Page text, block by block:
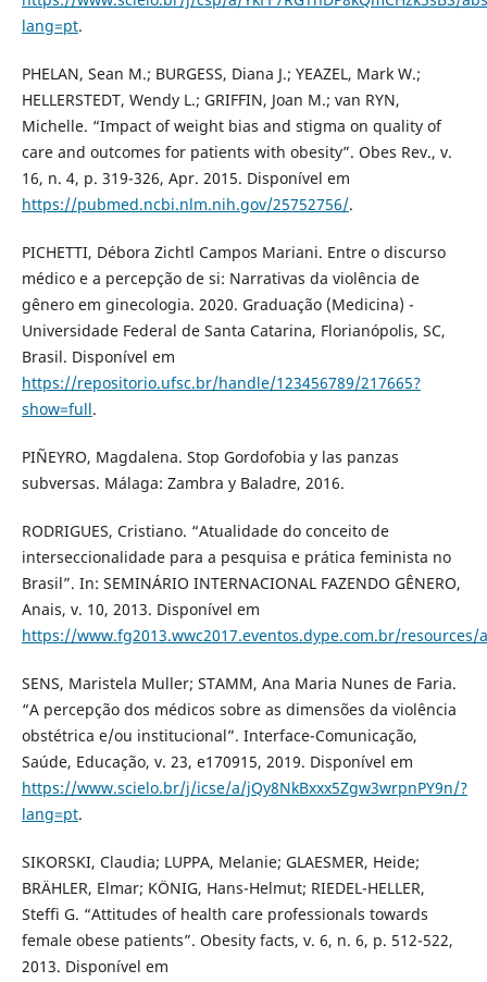
lang=pt.
PHELAN, Sean M.; BURGESS, Diana J.; YEAZEL, Mark W.;
HELLERSTEDT, Wendy L.; GRIFFIN, Joan M.; van RYN,
Michelle. “Impact of weight bias and stigma on quality of
care and outcomes for patients with obesity”. Obes Rev., v.
16, n. 4, p. 319-326, Apr. 2015. Disponível em
https://pubmed.ncbi.nlm.nih.gov/25752756/.
PICHETTI, Débora Zichtl Campos Mariani. Entre o discurso
médico e a percepção de si: Narrativas da violência de
gênero em ginecologia. 2020. Graduação (Medicina) -
Universidade Federal de Santa Catarina, Florianópolis, SC,
Brasil. Disponível em
https://repositorio.ufsc.br/handle/123456789/217665?
show=full.
PIÑEYRO, Magdalena. Stop Gordofobia y las panzas
subversas. Málaga: Zambra y Baladre, 2016.
RODRIGUES, Cristiano. “Atualidade do conceito de
interseccionalidade para a pesquisa e prática feminista no
Brasil”. In: SEMINÁRIO INTERNACIONAL FAZENDO GÊNERO,
Anais, v. 10, 2013. Disponível em
https://www.fg2013.wwc2017.eventos.dype.com.br/resources/
SENS, Maristela Muller; STAMM, Ana Maria Nunes de Faria.
“A percepção dos médicos sobre as dimensões da violência
obstétrica e/ou institucional”. Interface-Comunicação,
Saúde, Educação, v. 23, e170915, 2019. Disponível em
https://www.scielo.br/j/icse/a/jQy8NkBxxx5Zgw3wrpnPY9n/?
lang=pt.
SIKORSKI, Claudia; LUPPA, Melanie; GLAESMER, Heide;
BRÄHLER, Elmar; KÖNIG, Hans-Helmut; RIEDEL-HELLER,
Steffi G. “Attitudes of health care professionals towards
female obese patients”. Obesity facts, v. 6, n. 6, p. 512-522,
2013. Disponível em